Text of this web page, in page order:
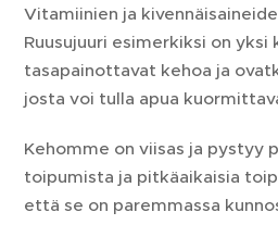
Vitamiinien ja
Ruusujuuri esimerkiksi on
tasapainottavat kehoa ja
josta voi tulla apua
Kehomme on viisas ja pystyy
toipumista ja pitkäaikaisia
että se on paremmassa